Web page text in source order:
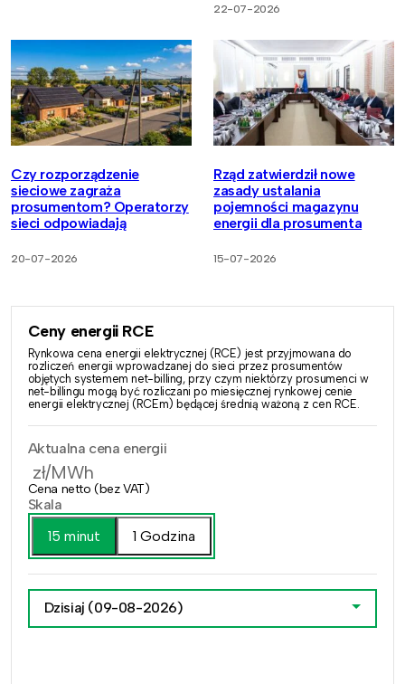
22-07-2026
Czy rozporządzenie
sieciowe zagraża
prosumentom? Operatorzy
sieci odpowiadają
20-07-2026
Rząd zatwierdził nowe
zasady ustalania
pojemności magazynu
energii dla prosumenta
15-07-2026
Ceny energii RCE
Rynkowa cena energii elektrycznej (RCE) jest przyjmowana do
rozliczeń energii wprowadzanej do sieci przez prosumentów
objętych systemem net-billing, przy czym niektórzy prosumenci w
net-billingu mogą być rozliczani po miesięcznej rynkowej cenie
energii elektrycznej (RCEm) będącej średnią ważoną z cen RCE.
Aktualna cena energii
zł/MWh
Cena netto (bez VAT)
Skala
15 minut
1 Godzina
Dzisiaj (09-08-2026)